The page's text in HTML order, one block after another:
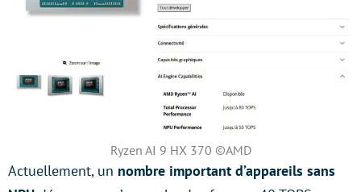
Ryzen AI 9 HX 370 ©AMD
Actuellement, un nombre important d’appareils sans